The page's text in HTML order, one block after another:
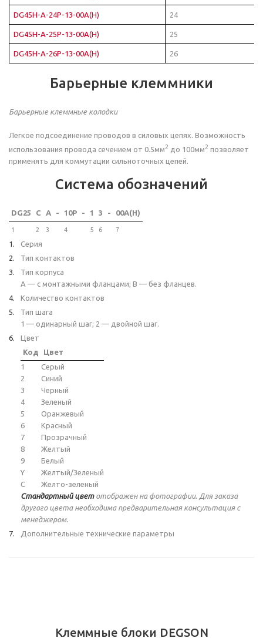
DG45H-A-24P-13-00A(H) 24
DG45H-A-25P-13-00A(H) 25
DG45H-A-26P-13-00A(H) 26
Барьерные клеммники
Барьерные клеммные колодки
Легкое подсоединение проводов в силовых цепях. Возможность
использования провода сечением от 0.5мм2 до 100мм2 позволяет
применять для коммутации сильноточных цепей.
Система обозначений
DG25 C A - 10P - 1 3 - 00A(H)
1 2 3 4 5 6 7
Серия
Тип контактов
Тип корпуса
A — с монтажными фланцами; B — без фланцев.
Количество контактов
Тип шага
1 — одинарный шаг; 2 — двойной шаг.
Цвет
Код
Цвет
1
Серый
2
Синий
3
Черный
4
Зеленый
5
Оранжевый
6
Красный
7
Прозрачный
8
Желтый
9
Белый
Y
Желтый/Зеленый
C
Желто-зеленый
Стандартный цветотображен на фотографии. Для заказа
другого цвета необходима предварительная консультация с
менеджером.
Дополнительные технические параметры
Клеммные блоки DEGSON